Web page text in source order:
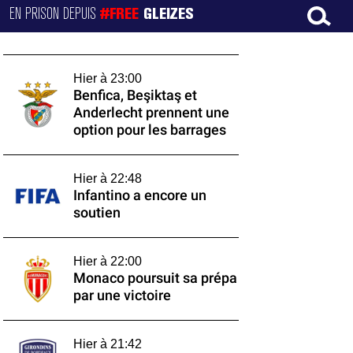
EN PRISON DEPUIS#FREE GLEIZES
Hier à 23:00
Benfica, Beşiktaş et
Anderlecht prennent une
option pour les barrages
Hier à 22:48
Infantino a encore un
soutien
Hier à 22:00
Monaco poursuit sa prépa
par une victoire
Hier à 21:42